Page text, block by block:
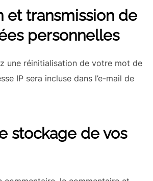
et transmission de
personnelles
une réinitialisation de votre mot de
IP sera incluse dans l’e-mail de
stockage de vos